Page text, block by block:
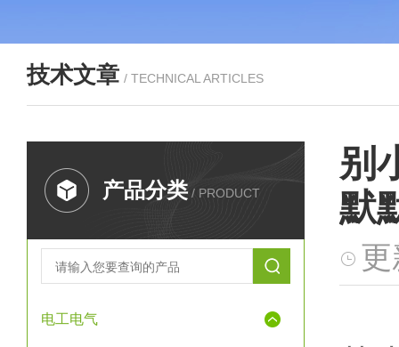
技术文章 / TECHNICAL ARTICLES
产品分类 / PRODUCT
电工电气
别
默